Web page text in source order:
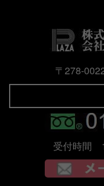
〒278-
受付時間